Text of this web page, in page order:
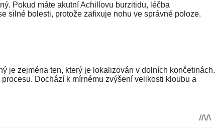
Pokud máte akutní Achillovu burzitidu, léčba
silné bolesti, protože zafixuje nohu ve správné poloze.
je zejména ten, který je lokalizován v dolních končetinách.
Dochází k mírnému zvýšení velikosti kloubu a